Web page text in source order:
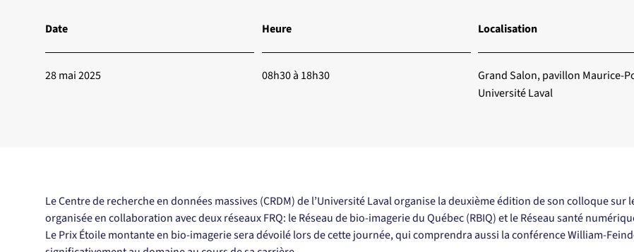
Date
28 mai 2025
Heure
08h30 à 18h30
Localisation
Grand Salon, pavillon Maurice-
Université Laval
Le Centre de recherche en données massives (CRDM) de l’Université Laval organise la deuxième édition de son colloque
organisée en collaboration avec deux réseaux FRQ: le Réseau de bio-imagerie du Québec (RBIQ) et le Réseau santé
Le Prix Étoile montante en bio-imagerie sera dévoilé lors de cette journée, qui comprendra aussi la conférence William-